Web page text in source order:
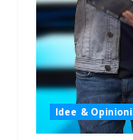
Idee & Opinioni